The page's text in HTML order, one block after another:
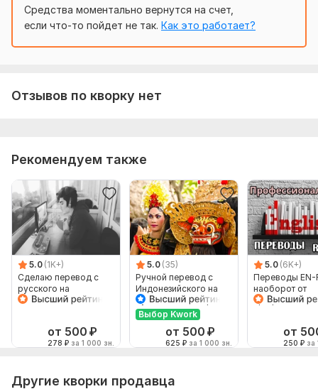
Средства моментально вернутся на счет,
если что-то пойдет не так. Как это работает?
Отзывов по кворку нет
Рекомендуем также
5.0 (1K+)
Сделаю перевод с
русского на
английский и
от 500 ₽
278 ₽ за 1 000 зн.
5.0 (35)
Ручной перевод с
Индонезийского на
Русский и наоборот
Выбор Kwork
от 500 ₽
625 ₽ за 1 000 зн.
5.0 (6K+)
Переводы EN-
наоборот от
от
250 ₽ за
Другие кворки продавца